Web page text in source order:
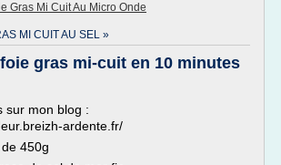
Gras Mi Cuit Au Micro Onde
MI CUIT AU SEL »
gras mi-cuit en 10 minutes
sur mon blog :
ardente.fr/
450g